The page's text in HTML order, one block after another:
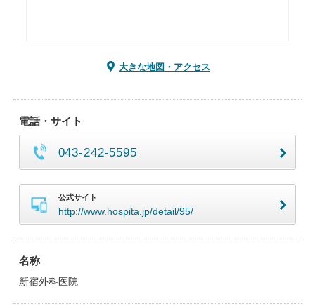
大きな地図・アクセス
電話・サイト
043-242-5595
公式サイト
http://www.hospita.jp/detail/95/
名称
新宿外科医院